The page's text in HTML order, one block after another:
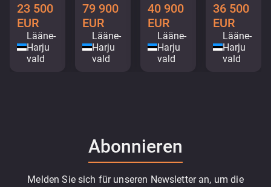
23 500
EUR
Lääne-
Harju
vald
79 900
EUR
Lääne-
Harju
vald
40 900
EUR
Lääne-
Harju
vald
36 500
EUR
Lääne-
Harju
vald
Abonnieren
Melden Sie sich für unseren Newsletter an, um die